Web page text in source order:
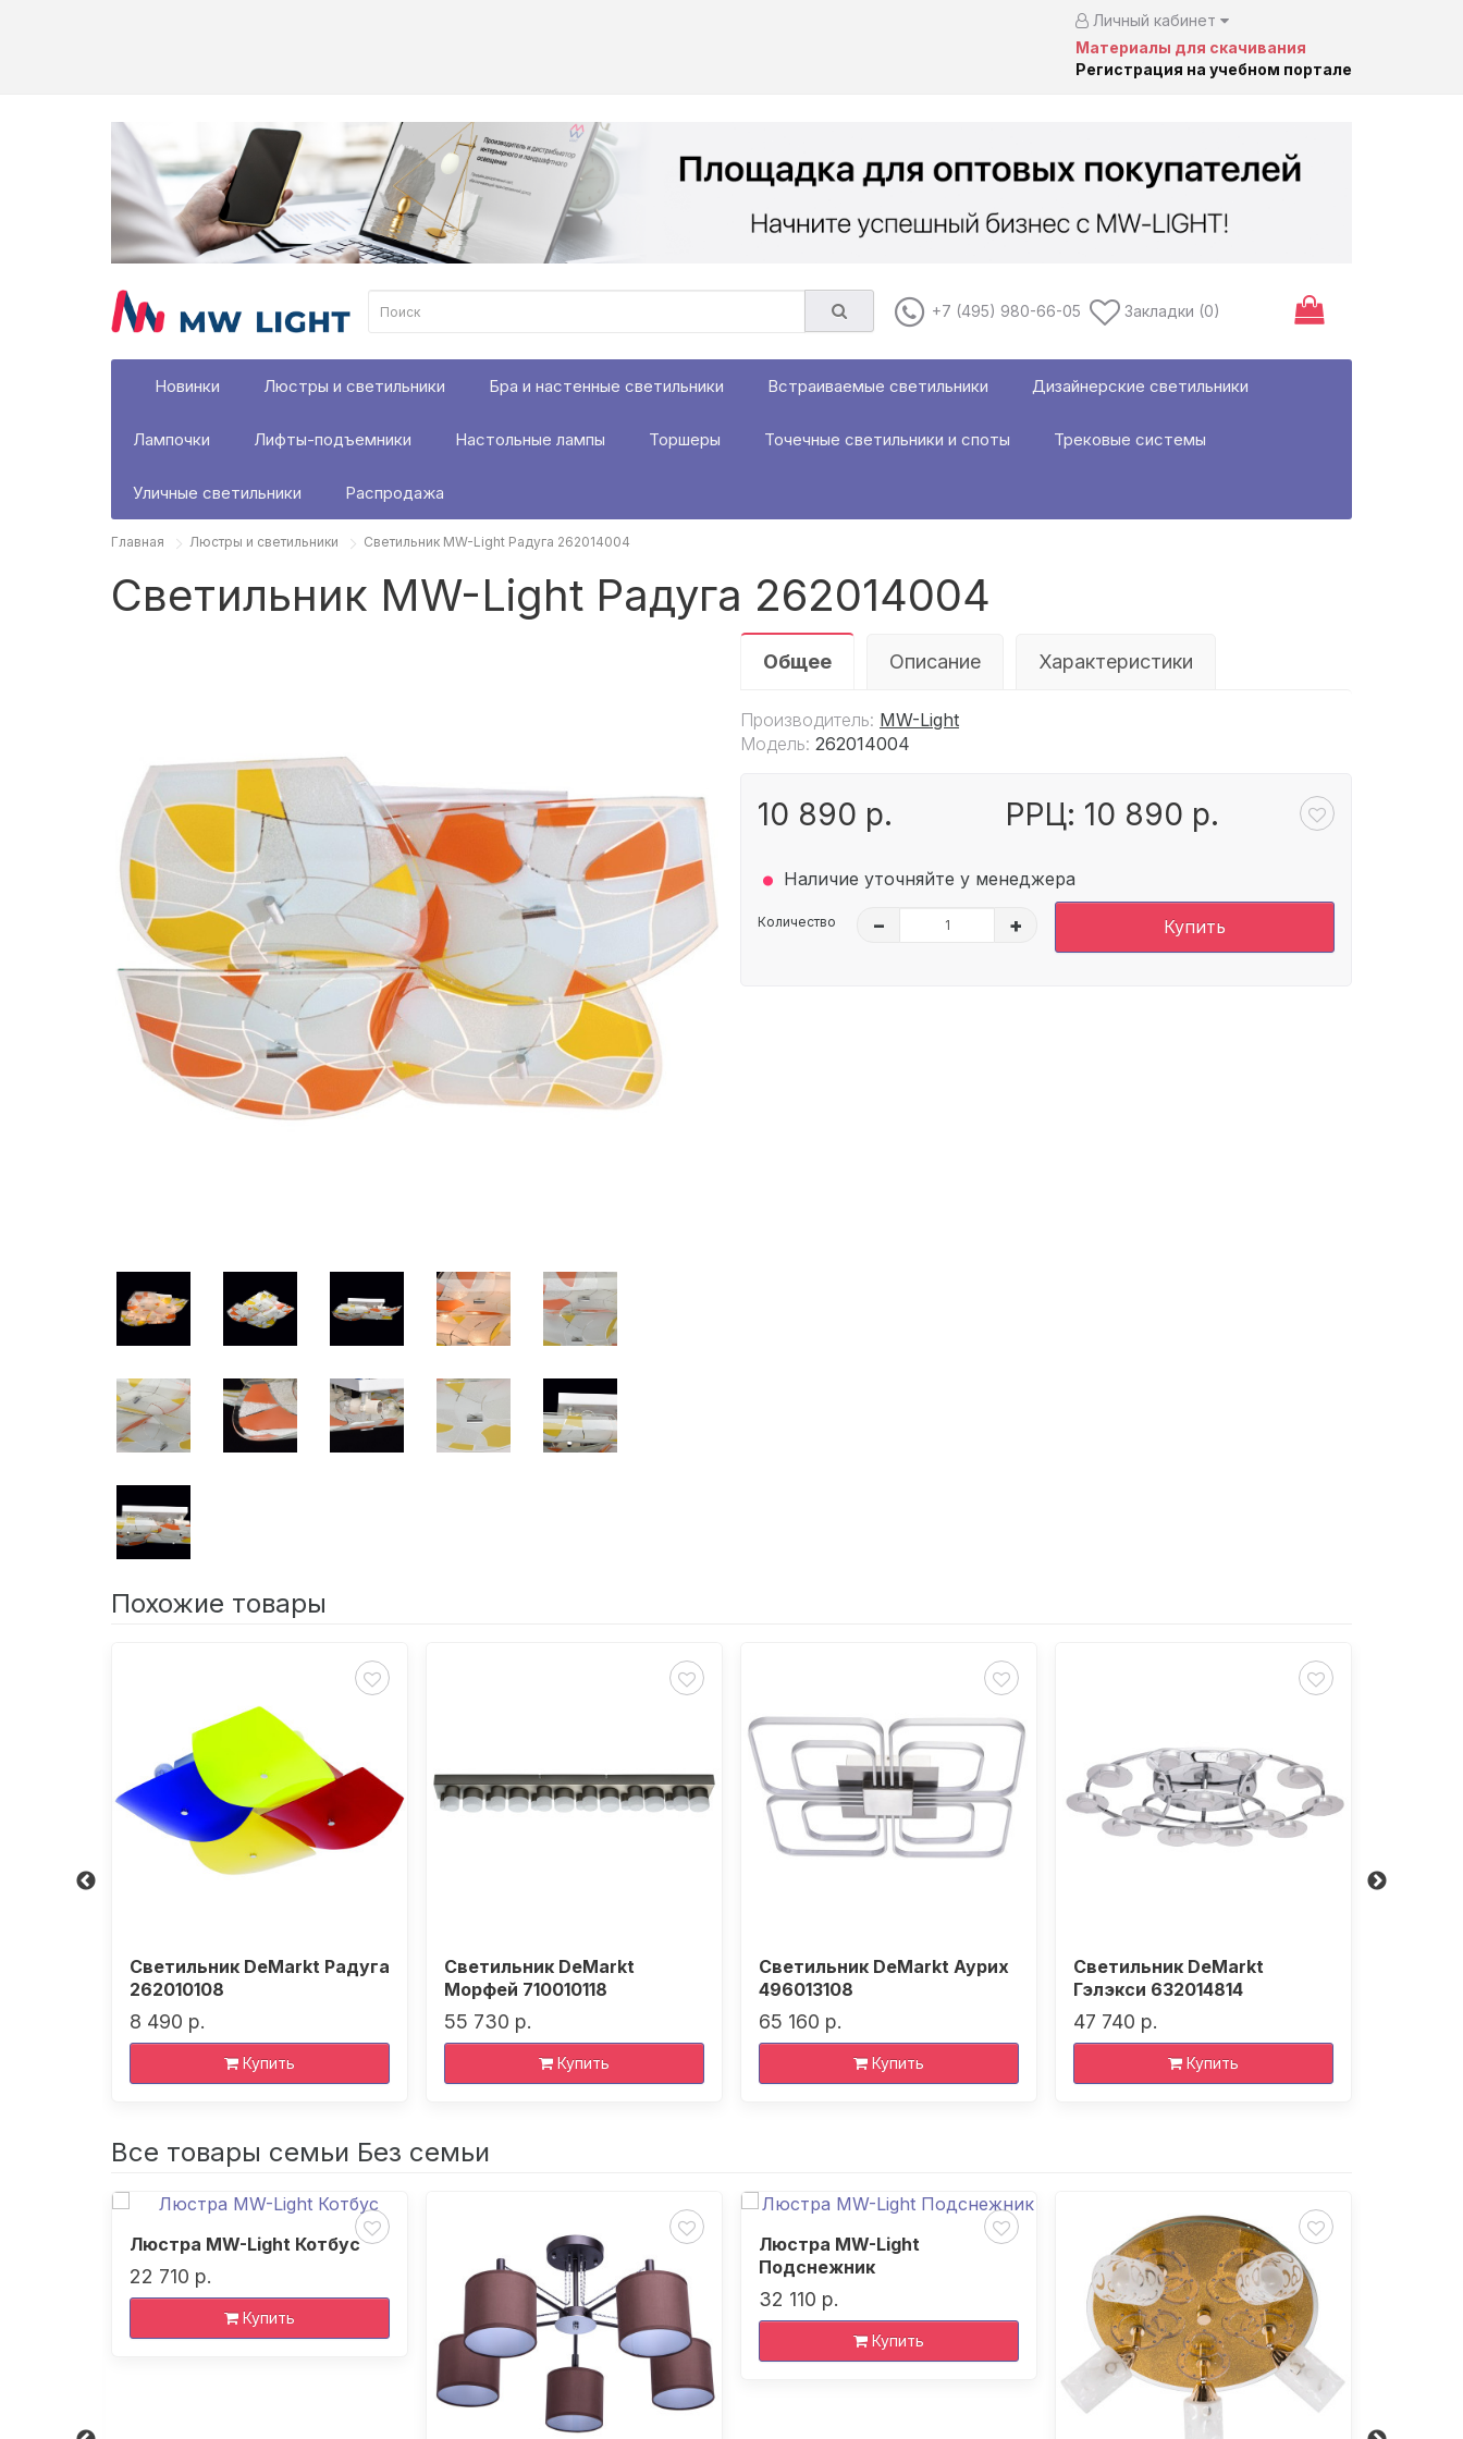
Личный кабинет
Материалы для скачивания
Регистрация на учебном портале
+7 (495) 980-66-05 Закладки (0)
Новинки Люстры и светильники Бра и настенные светильники Встраиваемые светильники Дизайнерские светильники
Лампочки Лифты-подъемники Настольные лампы Торшеры Точечные светильники и споты Трековые системы
Уличные светильники Распродажа
Главная Люстры и светильники Светильник MW-Light Радуга 262014004
Светильник MW-Light Радуга 262014004
Общее Описание Характеристики
Производитель: MW-Light
Модель: 262014004
10 890 р. РРЦ: 10 890 р.
. Наличие уточняйте у менеджера
Количество – + Купить
Похожие товары
Светильник DeMarkt Радуга
262010108
8 490 р.
Купить
Светильник DeMarkt
Морфей 710010118
55 730 р.
Купить
Светильник DeMarkt Аурих
496013108
65 160 р.
Купить
Светильник DeMarkt
Гэлэкси 632014814
47 740 р.
Купить
Все товары семьи Без семьи
Люстра MW-Light Котбус
22 710 р.
Купить
Люстра MW-Light
Подснежник
32 110 р.
Купить